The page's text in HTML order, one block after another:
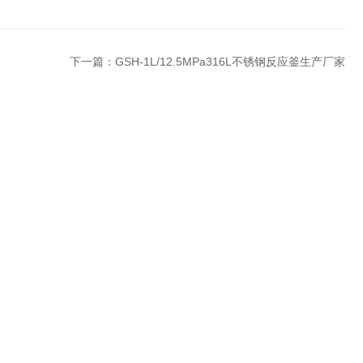
下一篇： GSH-1L/12.5MPa316L不锈钢反应釜生产厂家